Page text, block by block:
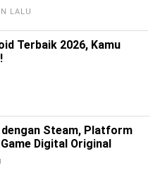
LALU
Terbaik 2026, Kamu
dengan Steam, Platform
Digital Original